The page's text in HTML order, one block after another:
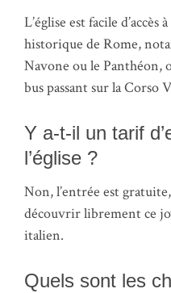
L’église est facile
historique de Rome,
Navone ou le Panthéon,
bus passant sur la
Y a-t-il un tarif
l’église ?
Non, l’entrée est
découvrir librement ce
italien.
Quels sont les